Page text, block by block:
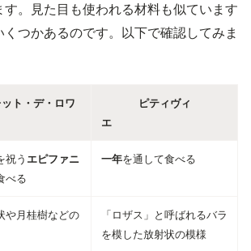
。見た目も使われる材料も似ています
つかあるのです。以下で確認してみま
ト・デ・ロワ
ピティヴィ
エ
祝う エピファニ
べる
一年を通して食べる
や月桂樹などの
「ロザス」と呼ばれるバラ
を模した放射状の模様